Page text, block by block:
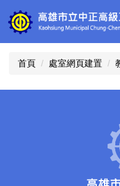
到
主
區
首頁 處室網頁建置